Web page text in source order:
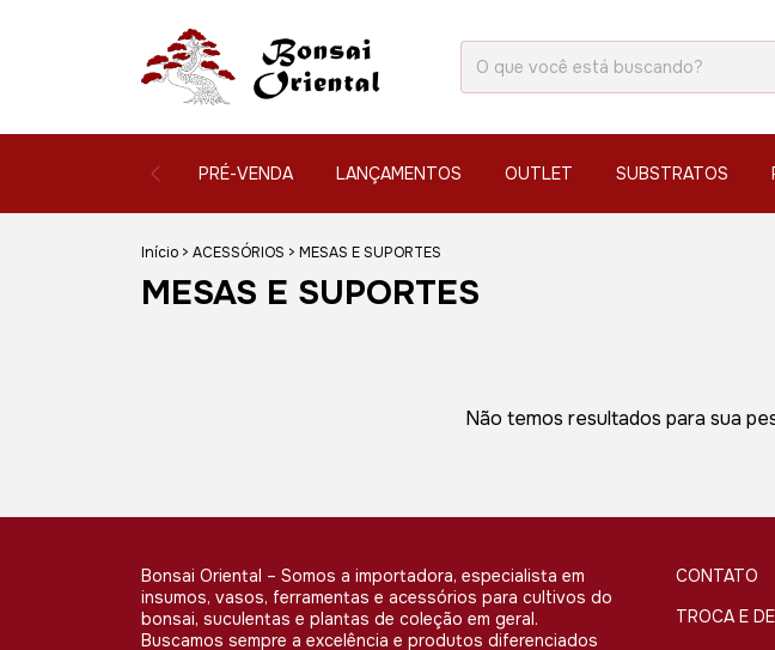
PRÉ-VENDA LANÇAMENTOS OUTLET SUBSTRATOS
Início > ACESSÓRIOS > MESAS E SUPORTES
MESAS E SUPORTES
Não temos resultados para sua
Bonsai Oriental – Somos a importadora, especialista em
insumos, vasos, ferramentas e acessórios para cultivos do
bonsai, suculentas e plantas de coleção em geral.
Buscamos sempre a excelência e produtos diferenciados
CONTATO
TROCA E